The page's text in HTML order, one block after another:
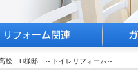
高松 H様邸 ～トイレリフォーム～